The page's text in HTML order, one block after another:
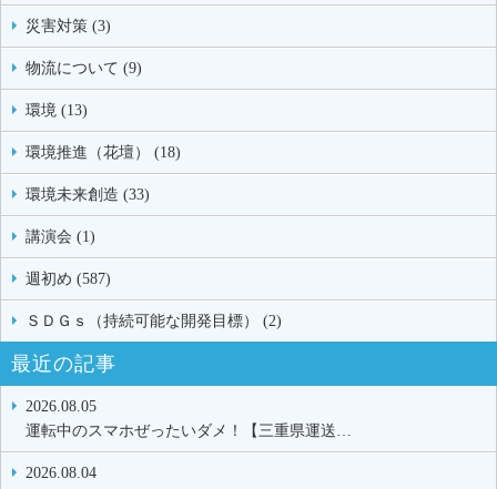
災害対策 (3)
物流について (9)
環境 (13)
環境推進（花壇） (18)
環境未来創造 (33)
講演会 (1)
週初め (587)
ＳＤＧｓ（持続可能な開発目標） (2)
最近の記事
2026.08.05
運転中のスマホぜったいダメ！【三重県運送…
2026.08.04